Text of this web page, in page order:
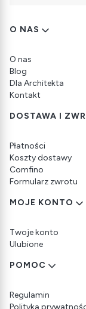
Linki w stopce
O NAS
O nas
Blog
Dla Architekta
Kontakt
DOSTAWA I
Płatności
Koszty dostawy
Comfino
Formularz zwrotu
MOJE KONTO
Twoje konto
Ulubione
POMOC
Regulamin
Polityka